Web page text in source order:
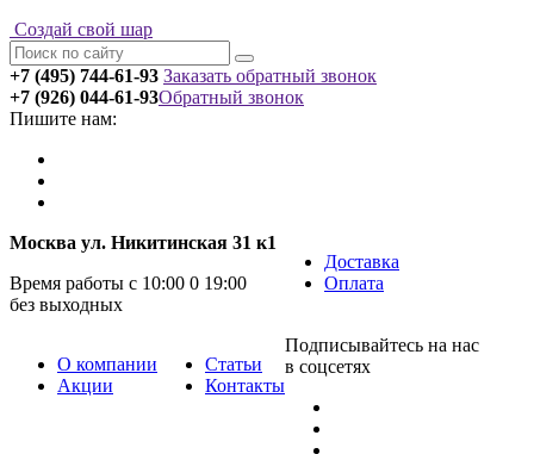
Создай свой шар
+7 (495) 744-61-93 Заказать обратный звонок
+7 (926) 044-61-93
Пишите нам:
Обратный звонок
Москва ул. Никитинская 31 к1
Время работы с 10:00 0 19:00
без выходных
Доставка
Оплата
О компании
Акции
Статьи
Контакты
Подписывайтесь на нас
в соцсетях